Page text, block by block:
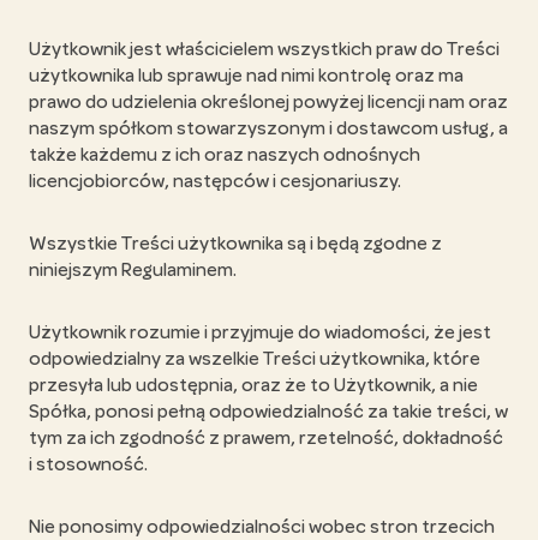
Użytkownik jest właścicielem wszystkich praw do Treści
użytkownika lub sprawuje nad nimi kontrolę oraz ma
prawo do udzielenia określonej powyżej licencji nam oraz
naszym spółkom stowarzyszonym i dostawcom usług, a
także każdemu z ich oraz naszych odnośnych
licencjobiorców, następców i cesjonariuszy.
Wszystkie Treści użytkownika są i będą zgodne z
niniejszym Regulaminem.
Użytkownik rozumie i przyjmuje do wiadomości, że jest
odpowiedzialny za wszelkie Treści użytkownika, które
przesyła lub udostępnia, oraz że to Użytkownik, a nie
Spółka, ponosi pełną odpowiedzialność za takie treści, w
tym za ich zgodność z prawem, rzetelność, dokładność
i stosowność.
Nie ponosimy odpowiedzialności wobec stron trzecich